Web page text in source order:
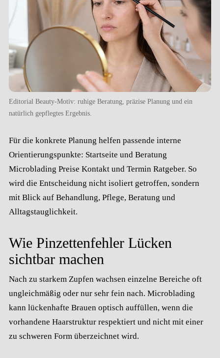
Editorial Beauty-Motiv: ruhige Beratung, präzise Planung und ein
natürlich gepflegtes Ergebnis.
Für die konkrete Planung helfen passende interne
Orientierungspunkte: Startseite und Beratung
Microblading Preise Kontakt und Termin Ratgeber. So
wird die Entscheidung nicht isoliert getroffen, sondern
mit Blick auf Behandlung, Pflege, Beratung und
Alltagstauglichkeit.
Wie Pinzettenfehler Lücken
sichtbar machen
Nach zu starkem Zupfen wachsen einzelne Bereiche oft
ungleichmäßig oder nur sehr fein nach. Microblading
kann lückenhafte Brauen optisch auffüllen, wenn die
vorhandene Haarstruktur respektiert und nicht mit einer
zu schweren Form überzeichnet wird.